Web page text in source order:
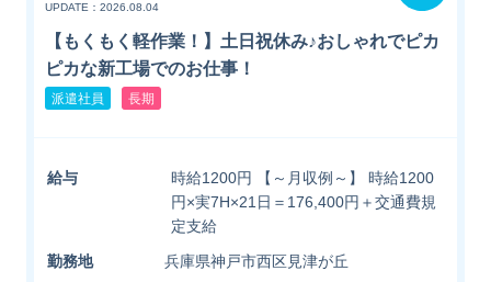
UPDATE：2026.08.04
【もくもく軽作業！】土日祝休み♪おしゃれでピカ
ピカな新工場でのお仕事！
派遣社員 長期
給与
時給1200円 【～月収例～】 時給1200
円×実7H×21日＝176,400円＋交通費規
定支給
勤務地
兵庫県神戸市西区見津が丘